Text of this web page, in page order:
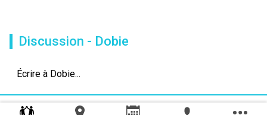
Discussion - Dobie
Écrire à Dobie...